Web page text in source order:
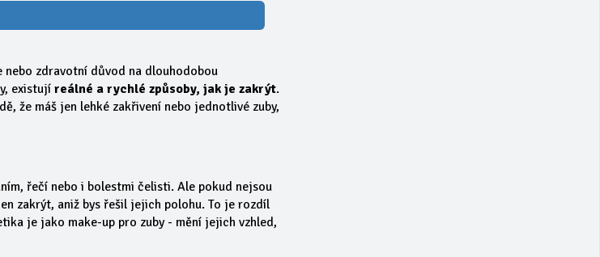
nebo zdravotní důvod na dlouhodobou
existují reálné a rychlé způsoby, jak je zakrýt.
že máš jen lehké zakřivení nebo jednotlivé zuby,
řečí nebo i bolestmi čelisti. Ale pokud nejsou
zakrýt, aniž bys řešil jejich polohu. To je rozdíl
je jako make-up pro zuby - mění jejich vzhled,